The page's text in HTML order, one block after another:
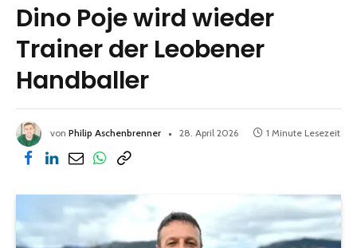
Dino Poje wird wieder
Trainer der Leobener
Handballer
von Philip Aschenbrenner 28. April 2026 1 Minute Lesezeit